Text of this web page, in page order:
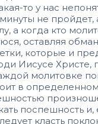
то у нас
минуты не
а когда кто
оставляя
которые и
Иисусе
молитовке
в
поспешность
класть